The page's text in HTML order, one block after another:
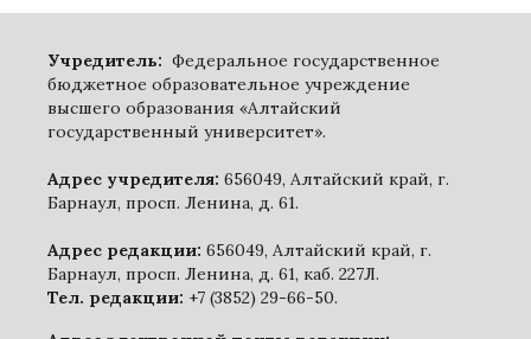
Учредитель: Федеральное государственное
бюджетное образовательное учреждение
высшего образования «Алтайский
государственный университет».
Адрес учредителя: 656049, Алтайский край, г.
Барнаул, просп. Ленина, д. 61.
Адрес редакции: 656049, Алтайский край, г.
Барнаул, просп. Ленина, д. 61, каб. 227Л.
Тел. редакции: +7 (3852) 29-66-50.